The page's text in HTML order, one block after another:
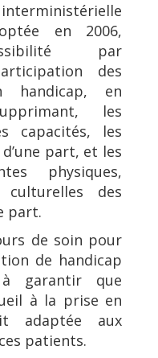
en 2006,
par
des
handicap, en
les
capacités, les
part, et les
physiques,
culturelles des
part.
de soin pour
de handicap
à garantir que
à la prise en
adaptée aux
patients.